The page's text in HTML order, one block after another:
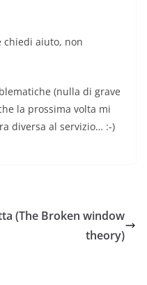
chiedi aiuto, non
(nulla di grave
la prossima volta mi
diversa al servizio… :-)
(The Broken window
theory)